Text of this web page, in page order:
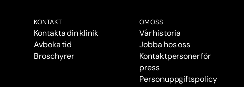
KONTAKT
Kontakta din klinik
Avboka tid
Broschyrer
OM OSS
Vår historia
Jobba hos oss
Kontaktpersoner för
press
Personuppgiftspolicy